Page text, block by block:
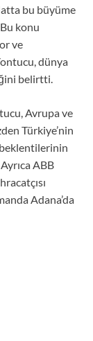
bu büyüme
konu
ve
dünya
belirtti.
Avrupa ve
Türkiye’nin
ABB
Adana’da